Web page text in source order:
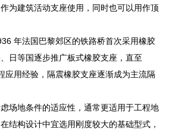
为建筑活动支座使用，同时也可以用作顶
年法国巴黎郊区的铁路桥首次采用橡胶
日等国逐步推广板式橡胶支座，直至
应用经验，隔震橡胶支座逐渐成为主流隔
场地条件的适应性，通常更适用于工程地
结构设计中宜选用刚度较大的基础型式，